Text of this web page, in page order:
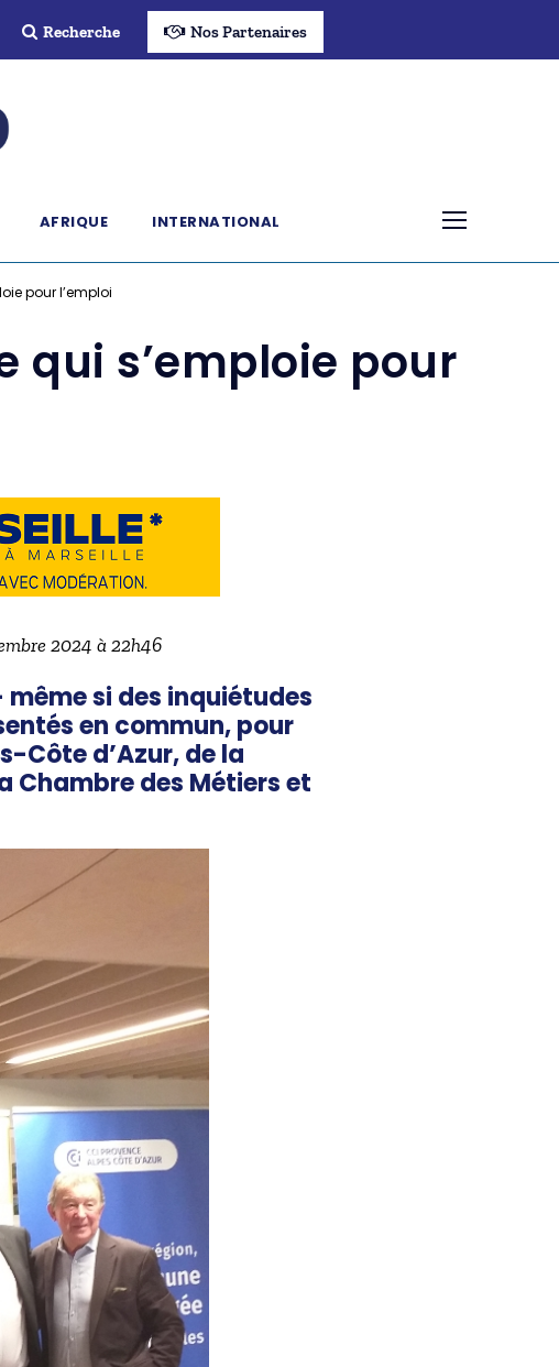
Recherche Nos Partenaires
AFRIQUE INTERNATIONAL
pour l’emploi
qui s’emploie pour
2024 à 22h46
si des inquiétudes
en commun, pour
Côte d’Azur, de la
Chambre des Métiers et